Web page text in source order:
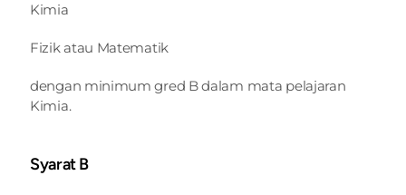
Kimia
Fizik atau Matematik
dengan minimum gred B dalam mata pelajaran
Kimia.
Syarat B